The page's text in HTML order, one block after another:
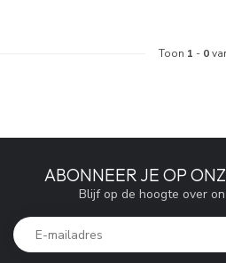
Toon 1 - 0
ABONNEER JE OP
Blijf op de hoogte over